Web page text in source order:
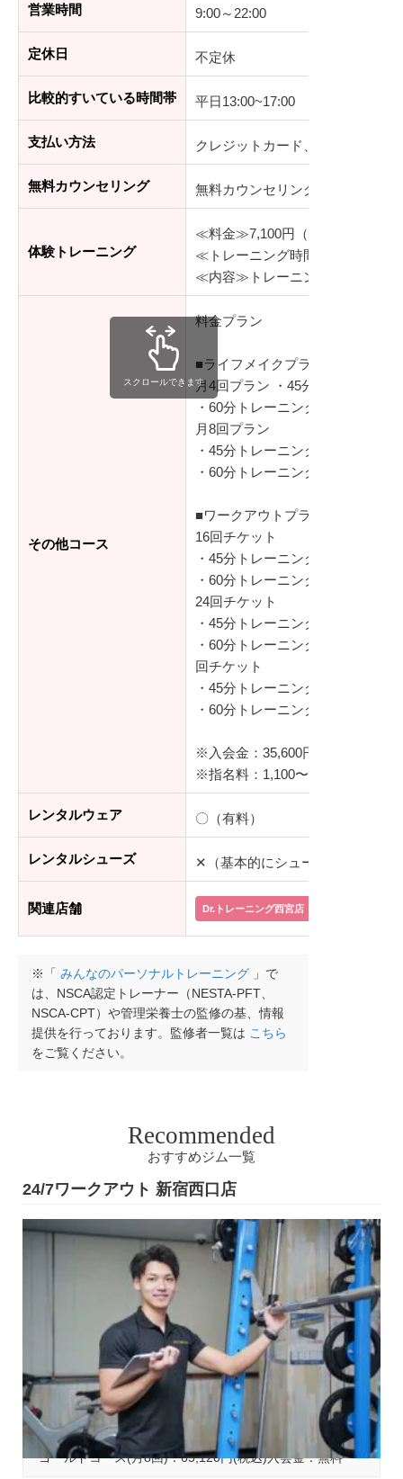
営業時間 9:00～22:00
定休日 不定休
比較的すいている時間帯 平日13:00~17:00
支払い方法 クレジットカード、現金、銀行振
無料カウンセリング 無料カウンセリングのみの申込可
体験トレーニング
≪料金≫7,100円（税込）
≪トレーニング時間≫60分程度
≪内容≫トレーニング＋カウンセ
その他コース
料金プラン
■ライフメイクプラン（定額制）
月4回プラン ・45分トレーニン
・60分トレーニング…39,600円（
月8回プラン
・45分トレーニング…57,600円（
・60分トレーニング…76,800円（
■ワークアウトプラン(チケット制)
16回チケット
・45分トレーニング…114,000円
・60分トレーニング…152,000円
24回チケット
・45分トレーニング…165,600円
・60分トレーニング…220,800円
回チケット
・45分トレーニング…216,000円
・60分トレーニング…288,000円
※入会金：35,600円（税込）
※指名料：1,100〜5,500円（税込
レンタルウェア 〇（有料）
レンタルシューズ ✕（基本的にシューズは必要なし
関連店舗 Dr.トレーニング西宮店
スクロールできます
※「 みんなのパーソナルトレーニング 」で
は、NSCA認定トレーナー（NESTA-PFT、
NSCA-CPT）や管理栄養士の監修の基、情報
提供を行っております。監修者一覧は こちら
をご覧ください。
Recommended
おすすめジム一覧
24/7ワークアウト 新宿西口店
基本コース料金
ゴールドコース(月8回)：65,120円(税込)入会金：無料